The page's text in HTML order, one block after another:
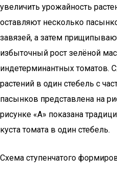
увеличить урожайность
оставляют несколько
завязей, а затем
избыточный рост зелёной
индетерминантных томатов.
растений в один стебель с
пасынков представлена на
рисунке «А» показана
куста томата в один стебель.
Схема ступенчатого